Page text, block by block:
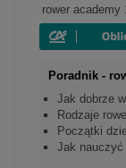
rower academy
Poradnik -
Jak dobrze
Rodzaje
Początki
Jak nauczyć